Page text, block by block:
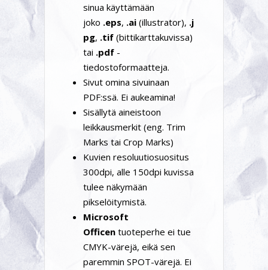
sinua käyttämään
joko .eps, .ai (illustrator), .j
pg, .tif (bittikarttakuvissa)
tai .pdf -
tiedostoformaatteja.
Sivut omina sivuinaan
PDF:ssä. Ei aukeamina!
Sisällytä aineistoon
leikkausmerkit (eng. Trim
Marks tai Crop Marks)
Kuvien resoluutiosuositus
300dpi, alle 150dpi kuvissa
tulee näkymään
pikselöitymistä.
Microsoft
Officen tuoteperhe ei tue
CMYK-värejä, eikä sen
paremmin SPOT-värejä. Ei